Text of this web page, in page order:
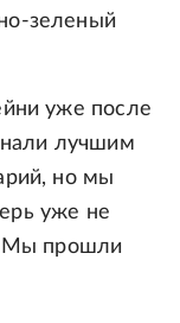
зеленый
уже после
лучшим
но мы
уже не
Мы прошли